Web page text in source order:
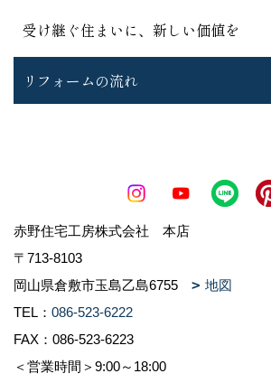
受け継ぐ住まいに、新しい価値を
リフォームの流れ
赤野住宅工房株式会社 本店
〒713-8103
岡山県倉敷市玉島乙島6755
地図
TEL： 086-523-6222
FAX：086-523-6223
＜営業時間＞9:00～18:00